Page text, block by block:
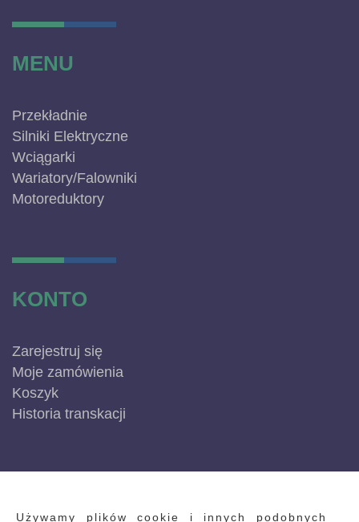
Używamy plików cookie i innych podobnych
MENU
Przekładnie
Silniki Elektryczne
Wciągarki
Wariatory/Falowniki
Motoreduktory
KONTO
Zarejestruj się
Moje zamówienia
Koszyk
Historia transkacji
INFORMACJE